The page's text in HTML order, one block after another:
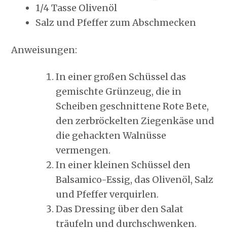
1/4 Tasse Olivenöl
Salz und Pfeffer zum Abschmecken
Anweisungen:
In einer großen Schüssel das
gemischte Grünzeug, die in
Scheiben geschnittene Rote Bete,
den zerbröckelten Ziegenkäse und
die gehackten Walnüsse
vermengen.
In einer kleinen Schüssel den
Balsamico-Essig, das Olivenöl, Salz
und Pfeffer verquirlen.
Das Dressing über den Salat
träufeln und durchschwenken.